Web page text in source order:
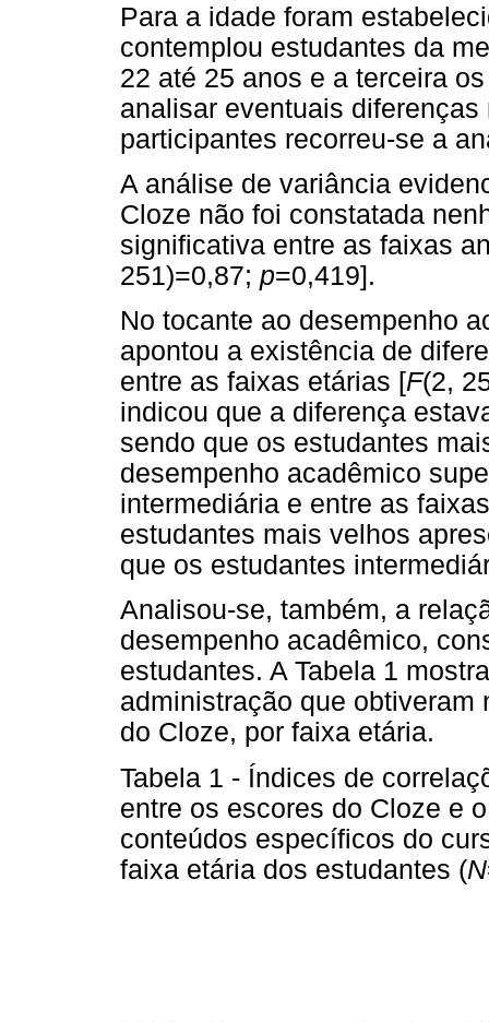
Para a idade foram
contemplou estudantes da
22 até 25 anos e a terceira
analisar eventuais
participantes recorreu-se a
A análise de variância
Cloze não foi constatada
significativa entre as faixas
251)=0,87; p=0,419].
No tocante ao desempenho
apontou a existência de
entre as faixas etárias [F(2,
indicou que a diferença
sendo que os estudantes
desempenho acadêmico
intermediária e entre as
estudantes mais velhos
que os estudantes
Analisou-se, também, a
desempenho acadêmico,
estudantes. A Tabela 1
administração que
do Cloze, por faixa etária.
Tabela 1 - Índices de
entre os escores do Cloze e
conteúdos específicos do
faixa etária dos estudantes (N